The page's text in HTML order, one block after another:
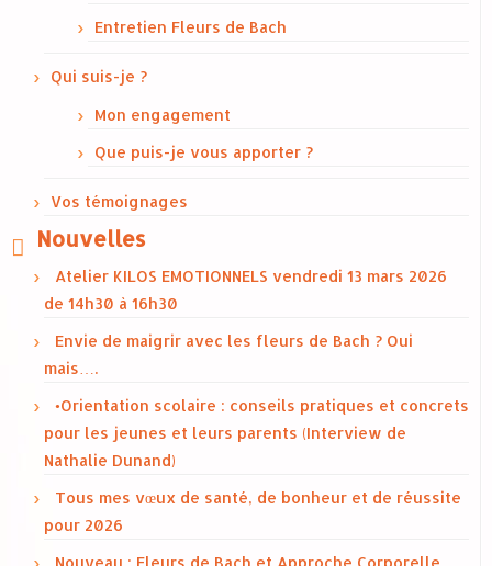
Entretien Fleurs de Bach
Qui suis-je ?
Mon engagement
Que puis-je vous apporter ?
Vos témoignages
Nouvelles
Atelier KILOS EMOTIONNELS vendredi 13 mars 2026
de 14h30 à 16h30
Envie de maigrir avec les fleurs de Bach ? Oui
mais….
•Orientation scolaire : conseils pratiques et concrets
pour les jeunes et leurs parents (Interview de
Nathalie Dunand)
Tous mes vœux de santé, de bonheur et de réussite
pour 2026
Nouveau : Fleurs de Bach et Approche Corporelle